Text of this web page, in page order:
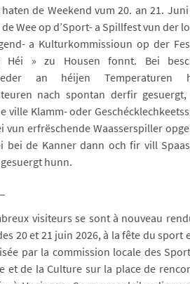
de Weekend vum 20. an 21. Juni
Wee op d’Sport- a Spillfest vun der
a Kulturkommissioun op der
» zu Housen fonnt. Bei
an héijen Temperaturen
nach spontan derfir gesuergt,
ville Klamm- oder
vun erfrëschende Waasserspiller
bei de Kanner dann och fir vill
hunn.
visiteurs se sont à nouveau
20 et 21 juin 2026, à la fête du sport
par la commission locale des
et de la Culture sur la place de